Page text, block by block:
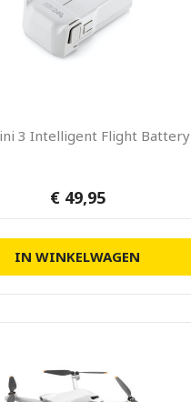
3 Intelligent Flight Battery
€ 49,95
IN WINKELWAGEN